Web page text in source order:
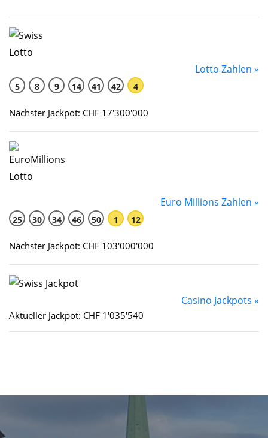
Lotto Zahlen »
5 8 9 14 41 42 4
Nächster Jackpot: CHF 17'300'000
Euro Millions Zahlen »
25 30 34 46 50 1 12
Nächster Jackpot: CHF 103'000'000
Casino Jackpots »
Aktueller Jackpot: CHF 1'035'540